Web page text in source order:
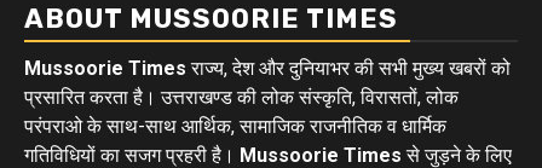
ABOUT MUSSOORIE TIMES
Mussoorie Times राज्य, देश और दुनियाभर की सभी मुख्य खबरों को
प्रसारित करता है। उत्तराखण्ड की लोक संस्कृति, विरासतों, लोक
परंपराओ के साथ-साथ आर्थिक, सामाजिक राजनीतिक व धार्मिक
गतिविधियों का सजग प्रहरी है। Mussoorie Times से जुड़ने के लिए